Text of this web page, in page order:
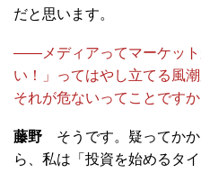
だと思います。
――メディアってマーケット
い！」ってはやし立てる風
それが危ないってことですか
藤野 そうです。疑ってか
ら、私は「投資を始めるタ